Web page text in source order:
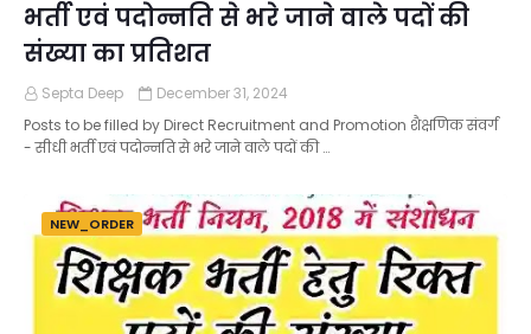
भर्ती एवं पदोन्नति से भरे जाने वाले पदों की
संख्या का प्रतिशत
Septa Deep
December 31, 2024
Posts to be filled by Direct Recruitment and Promotion शैक्षणिक संवर्ग
- सीधी भर्ती एवं पदोन्नति से भरे जाने वाले पदों की …
NEW_ORDER